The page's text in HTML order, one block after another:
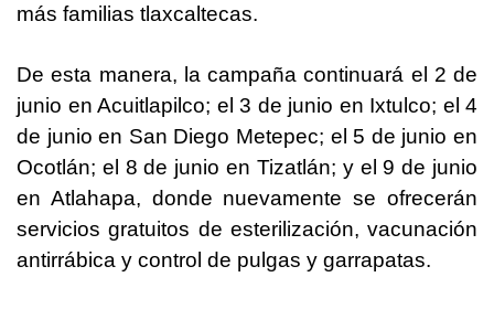
más familias tlaxcaltecas.
De esta manera, la campaña continuará el 2 de
junio en Acuitlapilco; el 3 de junio en Ixtulco; el 4
de junio en San Diego Metepec; el 5 de junio en
Ocotlán; el 8 de junio en Tizatlán; y el 9 de junio
en Atlahapa, donde nuevamente se ofrecerán
servicios gratuitos de esterilización, vacunación
antirrábica y control de pulgas y garrapatas.